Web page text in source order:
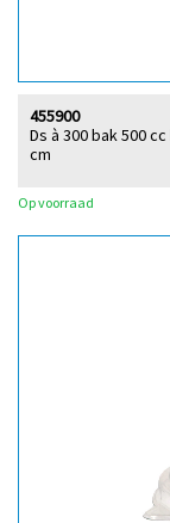
Ds à 300 bak 500
cm
455900
Op voorraad